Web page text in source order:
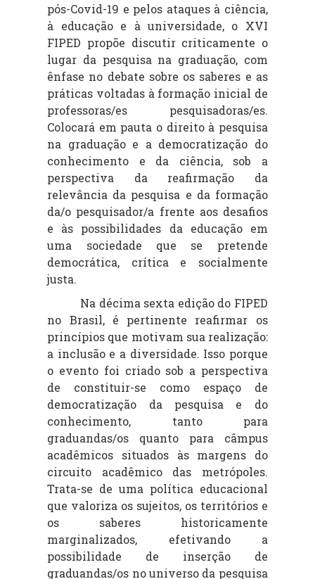
pós-Covid-19 e pelos ataques à ciência,
à educação e à universidade, o XVI
FIPED propõe discutir criticamente o
lugar da pesquisa na graduação, com
ênfase no debate sobre os saberes e as
práticas voltadas à formação inicial de
professoras/es pesquisadoras/es.
Colocará em pauta o direito à pesquisa
na graduação e a democratização do
conhecimento e da ciência, sob a
perspectiva da reafirmação da
relevância da pesquisa e da formação
da/o pesquisador/a frente aos desafios
e às possibilidades da educação em
uma sociedade que se pretende
democrática, crítica e socialmente
justa.
Na décima sexta edição do FIPED
no Brasil, é pertinente reafirmar os
princípios que motivam sua realização:
a inclusão e a diversidade. Isso porque
o evento foi criado sob a perspectiva
de constituir-se como espaço de
democratização da pesquisa e do
conhecimento, tanto para
graduandas/os quanto para câmpus
acadêmicos situados às margens do
circuito acadêmico das metrópoles.
Trata-se de uma política educacional
que valoriza os sujeitos, os territórios e
os saberes historicamente
marginalizados, efetivando a
possibilidade de inserção de
graduandas/os no universo da pesquisa